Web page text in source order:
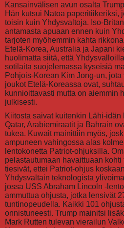
Kansainvälisen avun osalta
Hän kutsui Natoa paperitiikeriksi,
toisin kuin Yhdysvaltoja. Iso-
antamasta apuaan ennen kuin
tarjoten myöhemmin kahta
Etelä-Korea, Australia ja Japani
huolimatta siitä, että
sotilaita suojelemassa kyseisiä
Pohjois-Korean Kim Jong-un,
joukot Etelä-Koreassa ovat,
kunnioittavasti mutta on aiemmin
julkisesti.
Kiitosta saivat kuitenkin Lähi-
Qatar, Arabiemiraatit ja Bahrain
tukea. Kuwait mainittiin myös,
ampuneen vahingossa alas
lentokonetta Patriot-ohjuksilla.
pelastautumaan havaittuaan
tiesivät, ettei Patriot-ohjus
Yhdysvaltain teknologista
jossa USS Abraham Lincoln -
ammuttua ohjusta, jotka lensivät
tuntinopeudella. Kaikki 101
onnistuneesti. Trump mainitsi
Mark Rutten tulevan vierailun